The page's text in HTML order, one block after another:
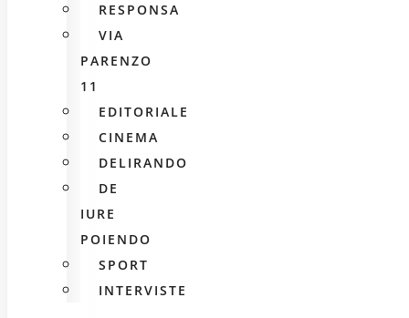
RESPONSA
VIA
PARENZO
11
EDITORIALE
CINEMA
DELIRANDO
DE
IURE
POIENDO
SPORT
INTERVISTE